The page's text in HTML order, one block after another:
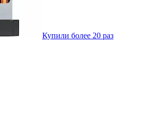
Купили более 20 раз